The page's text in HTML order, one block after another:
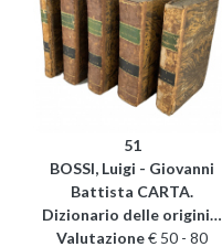
51
BOSSI, Luigi - Giovanni
Battista CARTA.
Dizionario delle origini…
Valutazione€ 50 - 80